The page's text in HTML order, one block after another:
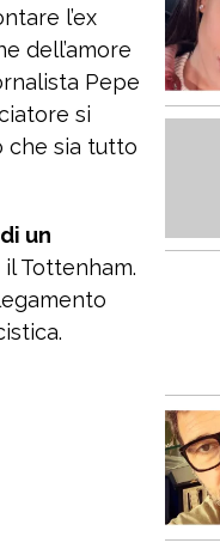
l’ex
dell’amore
Pepe
si
che sia tutto
un
Tottenham.